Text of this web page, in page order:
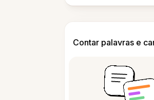
Contar palavras e